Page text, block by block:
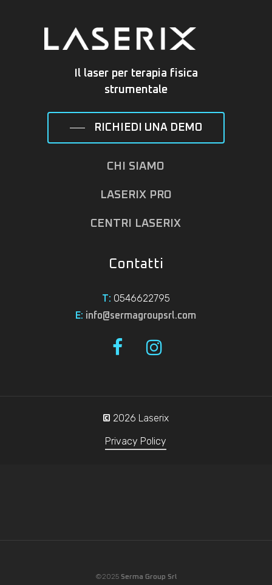
Il laser per terapia fisica
strumentale
RICHIEDI UNA DEMO
CHI SIAMO
LASERIX PRO
CENTRI LASERIX
Contatti
T: 0546622795
E: info@sermagroupsrl.com
© 2026 Laserix
Privacy Policy
©2025 Serma Group Srl